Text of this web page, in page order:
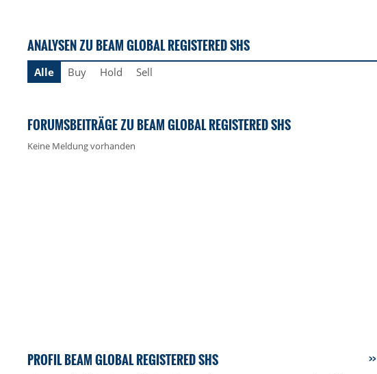
ANALYSEN ZU BEAM GLOBAL REGISTERED SHS
Alle Buy Hold Sell
FORUMSBEITRÄGE ZU BEAM GLOBAL REGISTERED SHS
Keine Meldung vorhanden
PROFIL BEAM GLOBAL REGISTERED SHS